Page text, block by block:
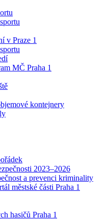
v Praze 1
MČ Praha 1
kontejnery
2023–2026
a prevenci kriminality
městské části Praha 1
hasičů Praha 1